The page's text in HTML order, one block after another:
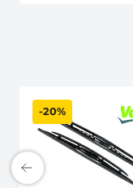
-20%